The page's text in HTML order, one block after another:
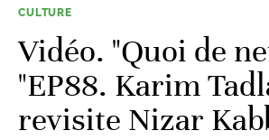
CULTURE
Vidéo. "Quoi de
"EP88. Karim
revisite Nizar